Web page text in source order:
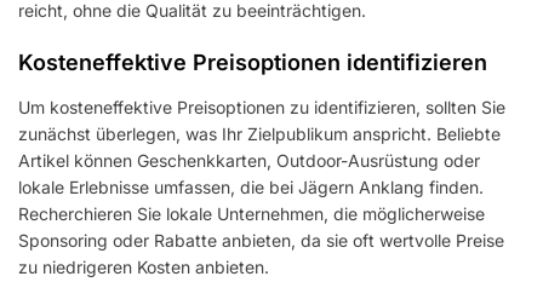
reicht, ohne die Qualität zu beeinträchtigen.
Kosteneffektive Preisoptionen identifizieren
Um kosteneffektive Preisoptionen zu identifizieren, sollten Sie
zunächst überlegen, was Ihr Zielpublikum anspricht. Beliebte
Artikel können Geschenkkarten, Outdoor-Ausrüstung oder
lokale Erlebnisse umfassen, die bei Jägern Anklang finden.
Recherchieren Sie lokale Unternehmen, die möglicherweise
Sponsoring oder Rabatte anbieten, da sie oft wertvolle Preise
zu niedrigeren Kosten anbieten.